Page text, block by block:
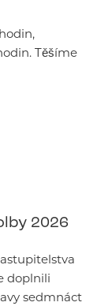
Těšíme
2026
doplnili
sedmnáct